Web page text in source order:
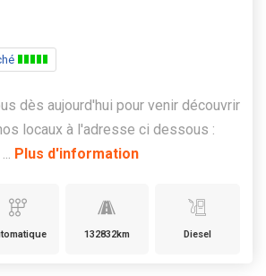
dès aujourd'hui pour venir découvrir
locaux à l'adresse ci dessous :
Plus d'information
132832km Diesel